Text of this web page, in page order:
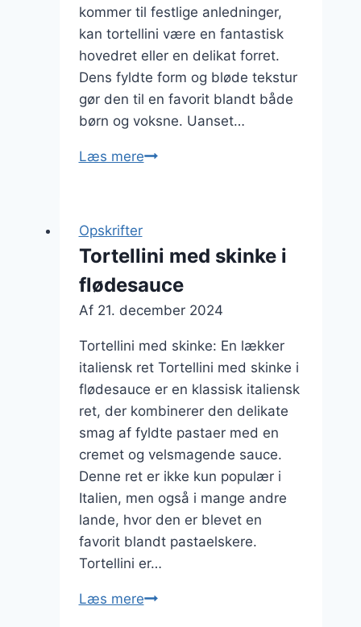
kommer til festlige anledninger,
kan tortellini være en fantastisk
hovedret eller en delikat forret.
Dens fyldte form og bløde tekstur
gør den til en favorit blandt både
børn og voksne. Uanset…
Læs mereTortellini
Opskrifter
Tortellini med skinke i
flødesauce
Af 21. december 2024
Tortellini med skinke: En lækker
italiensk ret Tortellini med skinke i
flødesauce er en klassisk italiensk
ret, der kombinerer den delikate
smag af fyldte pastaer med en
cremet og velsmagende sauce.
Denne ret er ikke kun populær i
Italien, men også i mange andre
lande, hvor den er blevet en
favorit blandt pastaelskere.
Tortellini er…
Læs mereTortellini